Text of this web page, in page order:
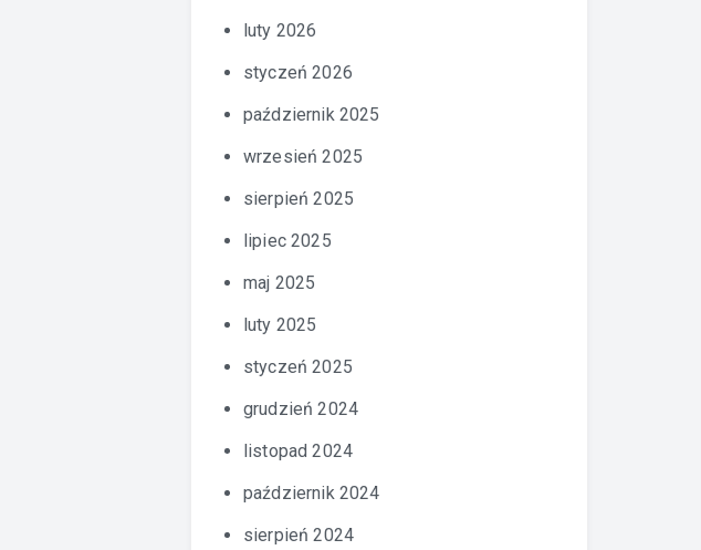
luty 2026
styczeń 2026
październik 2025
wrzesień 2025
sierpień 2025
lipiec 2025
maj 2025
luty 2025
styczeń 2025
grudzień 2024
listopad 2024
październik 2024
sierpień 2024